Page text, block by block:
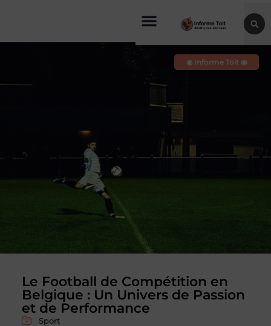
Le Football de Compétition en
Belgique : Un Univers de Passion
et de Performance
Sport
◉ Informe Toit ◉